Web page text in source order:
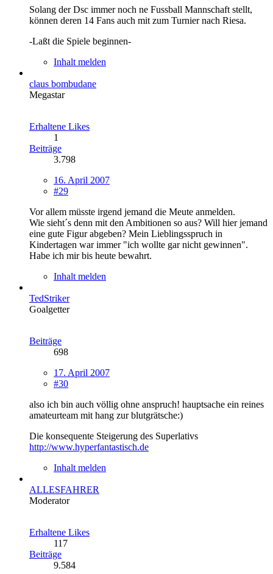
Solang der Dsc immer noch ne Fussball Mannschaft stellt,
können deren 14 Fans auch mit zum Turnier nach Riesa.
-Laßt die Spiele beginnen-
Inhalt melden
claus bombudane
Megastar
Erhaltene Likes
1
Beiträge
3.798
16. April 2007
#29
Vor allem müsste irgend jemand die Meute anmelden.
Wie sieht´s denn mit den Ambitionen so aus? Will hier jemand
eine gute Figur abgeben? Mein Lieblingsspruch in
Kindertagen war immer "ich wollte gar nicht gewinnen".
Habe ich mir bis heute bewahrt.
Inhalt melden
TedStriker
Goalgetter
Beiträge
698
17. April 2007
#30
also ich bin auch völlig ohne anspruch! hauptsache ein reines
amateurteam mit hang zur blutgrätsche:)
Die konsequente Steigerung des Superlativs
http://www.hyperfantastisch.de
Inhalt melden
ALLESFAHRER
Moderator
Erhaltene Likes
117
Beiträge
9.584